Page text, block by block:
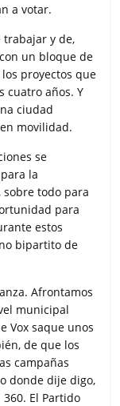
a votar.
trabajar y de,
un bloque de
proyectos que
cuatro años. Y
ciudad
movilidad.
se
la
todo para
para
estos
bipartito de
Afrontamos
municipal
Vox saque unos
de que los
campañas
donde dije digo,
El Partido